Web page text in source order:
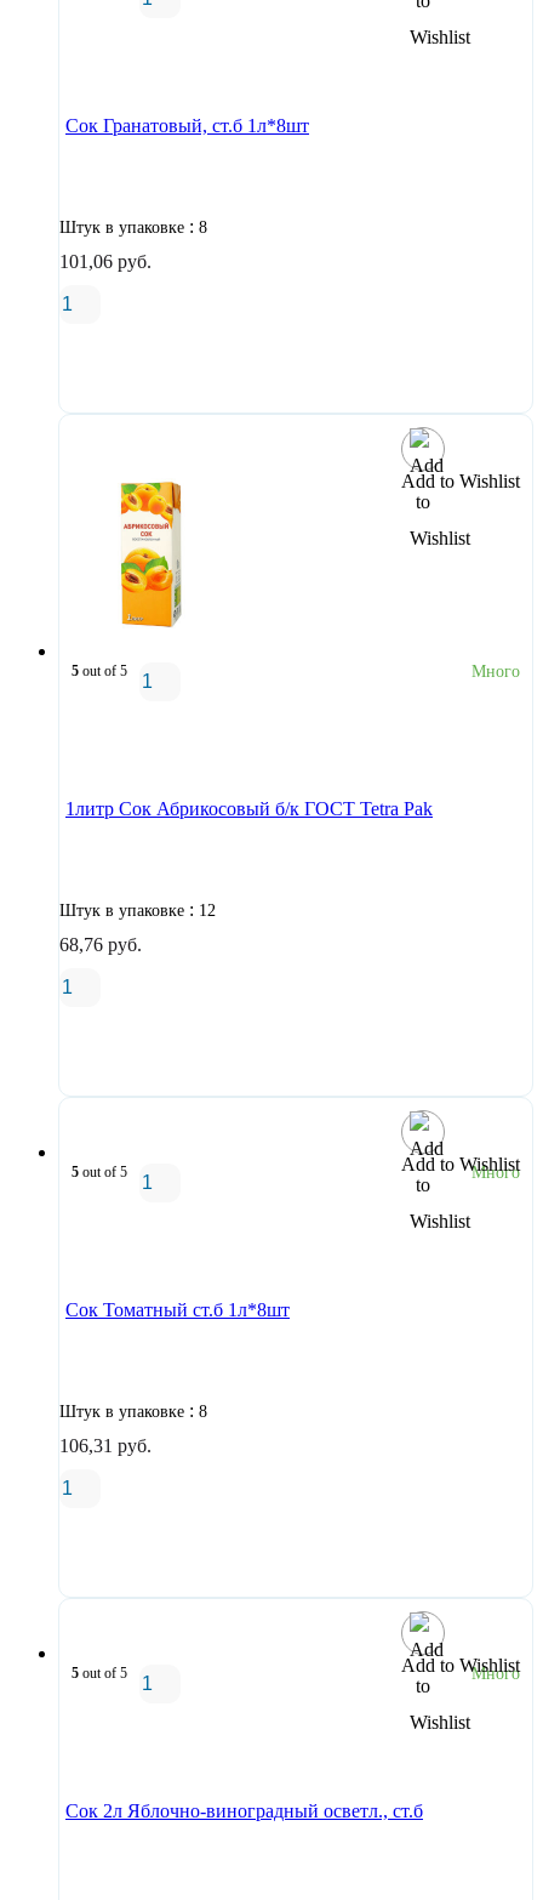
Сок Гранатовый, ст.б 1л*8шт
Штук в упаковке : 8
101,06 руб.
Add to Wishlist
5 out of 5 Много
1литр Сок Абрикосовый б/к ГОСТ Tetra Pak
Штук в упаковке : 12
68,76 руб.
Add to Wishlist
5 out of 5 Много
Сок Томатный ст.б 1л*8шт
Штук в упаковке : 8
106,31 руб.
Add to Wishlist
5 out of 5 Много
Сок 2л Яблочно-виноградный осветл., ст.б